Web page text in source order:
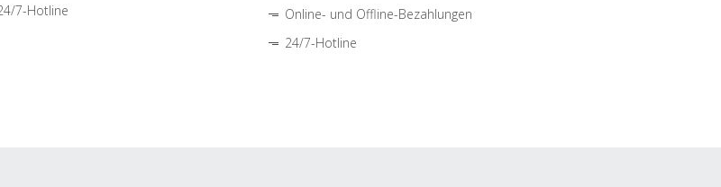
7-Hotline
Online- und Offline-Bezahlungen
24/7-Hotline